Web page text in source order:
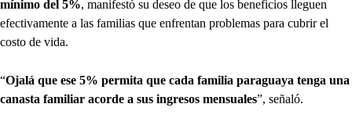
mínimo del 5%, manifestó su deseo de que los beneficios lleguen
efectivamente a las familias que enfrentan problemas para cubrir el
costo de vida.
“Ojalá que ese 5% permita que cada familia paraguaya tenga una
canasta familiar acorde a sus ingresos mensuales”, señaló.